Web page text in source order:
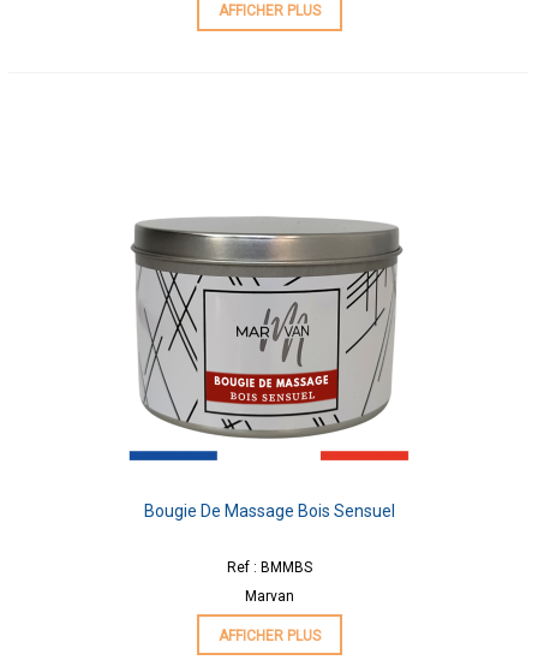
AFFICHER PLUS
Bougie De Massage Bois Sensuel
Ref : BMMBS
Marvan
AFFICHER PLUS